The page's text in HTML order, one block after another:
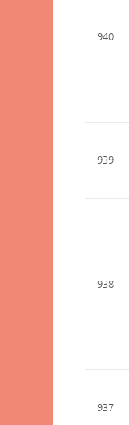
940
939
938
937